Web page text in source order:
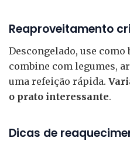
Reaproveitamento
Descongelado, use como
combine com legumes,
uma refeição rápida.
o prato interessante.
Dicas de